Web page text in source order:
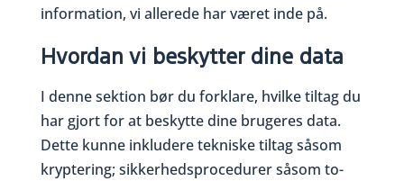
information, vi allerede har været inde på.
Hvordan vi beskytter dine data
I denne sektion bør du forklare, hvilke tiltag du
har gjort for at beskytte dine brugeres data.
Dette kunne inkludere tekniske tiltag såsom
kryptering; sikkerhedsprocedurer såsom to-